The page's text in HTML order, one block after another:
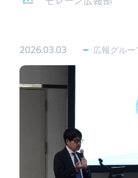
2026.03.03 広報グル